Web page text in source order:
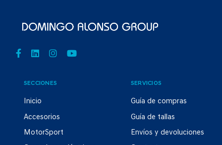
SECCIONES
Inicio
Accesorios
MotorSport
SERVICIOS
Guía de compras
Guía de tallas
Envíos y devoluciones